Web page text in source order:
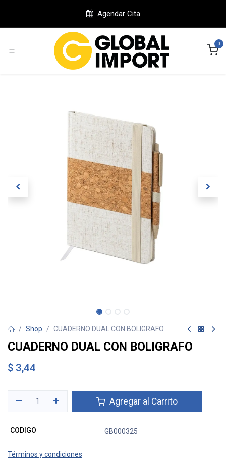
Agendar Cita
0
Shop CUADERNO DUAL CON BOLIGRAFO
CUADERNO DUAL CON BOLIGRAFO
$ 3,44
Agregar al Carrito
CODIGO GB000325
Términos y condiciones